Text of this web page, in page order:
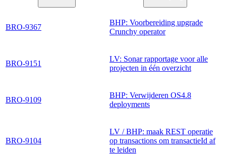
BRO-9367
BHP: Voorbereiding upgrade
Crunchy operator
BRO-9151
LV: Sonar rapportage voor alle
projecten in één overzicht
BRO-9109
BHP: Verwijderen OS4.8
deployments
BRO-9104
LV / BHP: maak REST operatie
op transactions om transactieId af
te leiden